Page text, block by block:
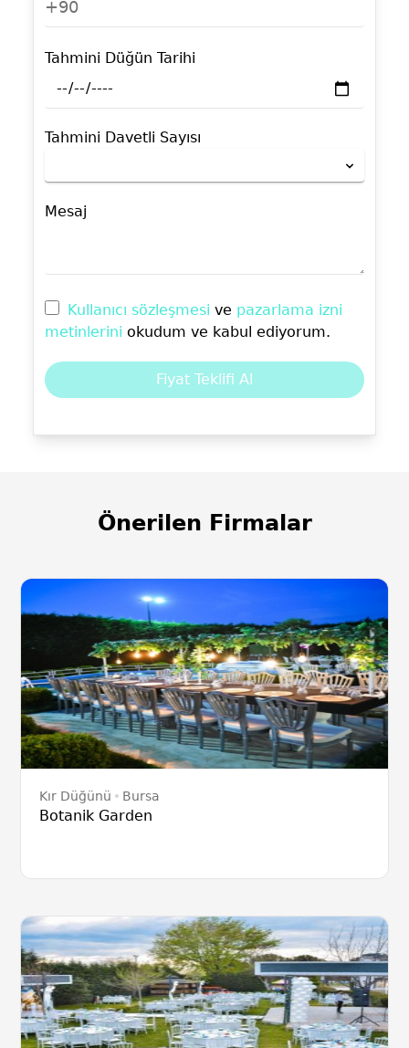
+90
Tahmini Düğün Tarihi
Tahmini Davetli Sayısı
Mesaj
Kullanıcı sözleşmesi ve pazarlama izni
metinlerini okudum ve kabul ediyorum.
Fiyat Teklifi Al
Önerilen Firmalar
Kır Düğünü Bursa
Botanik Garden